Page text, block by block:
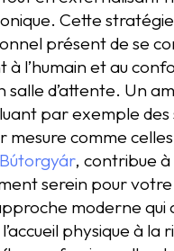
Cette
présent de se
à l’humain et au
salle d’attente. Un
par exemple des
mesure comme
, contribue
serein pour
moderne qui
physique à la